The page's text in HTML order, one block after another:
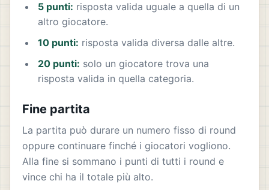
5 punti: risposta valida uguale a quella di un
altro giocatore.
10 punti: risposta valida diversa dalle altre.
20 punti: solo un giocatore trova una
risposta valida in quella categoria.
Fine partita
La partita può durare un numero fisso di round
oppure continuare finché i giocatori vogliono.
Alla fine si sommano i punti di tutti i round e
vince chi ha il totale più alto.